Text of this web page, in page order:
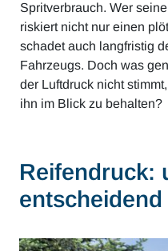
Spritverbrauch. Wer
riskiert nicht nur einen
schadet auch langfristig
Fahrzeugs. Doch was
der Luftdruck nicht
ihn im Blick zu behalten?
Reifendruck:
entscheidend